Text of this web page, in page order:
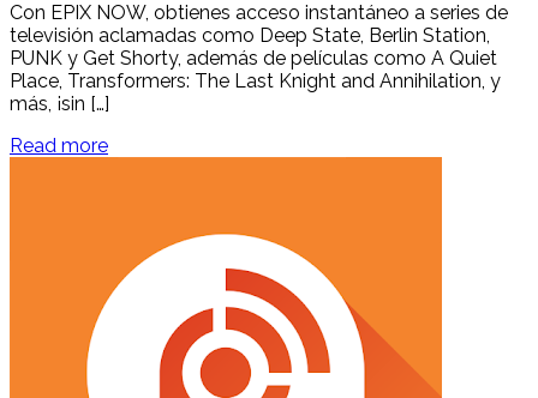
Con EPIX NOW, obtienes acceso instantáneo a series de
televisión aclamadas como Deep State, Berlin Station,
PUNK y Get Shorty, además de películas como A Quiet
Place, Transformers: The Last Knight and Annihilation, y
más, ¡sin […]
Read more